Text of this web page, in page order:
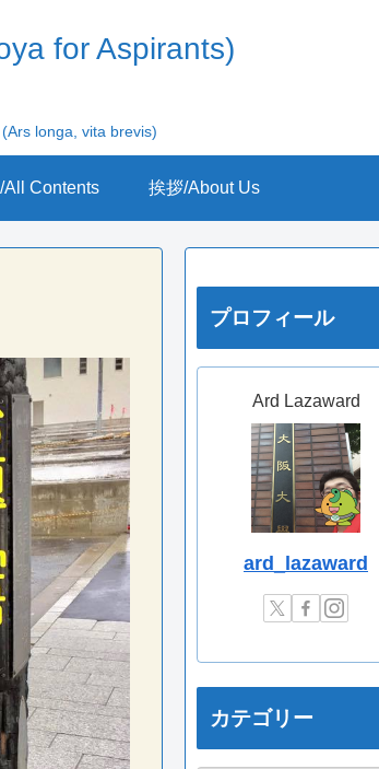
for Aspirants)
longa, vita brevis)
All Contents 挨拶/About Us
プロフィール
Ard Lazaward
ard_lazaward
カテゴリー